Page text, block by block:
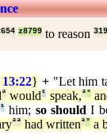
z8799 to reason
} + "Let him
ª would¹ speak,ª°
¹ him; so should I
ªª had writtenª° a